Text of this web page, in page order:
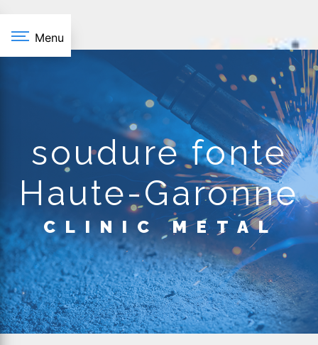
Menu
soudure fonte
Haute-Garonne
CLINIC METAL